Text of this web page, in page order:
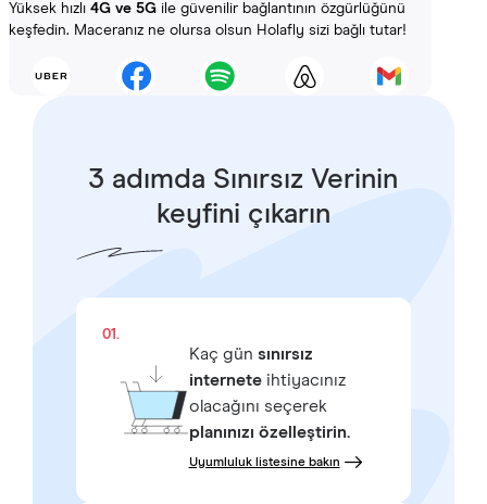
Yüksek hızlı 4G ve 5G ile güvenilir bağlantının özgürlüğünü
keşfedin. Maceranız ne olursa olsun Holafly sizi bağlı tutar!
3 adımda Sınırsız Verinin
keyfini çıkarın
01.
Kaç gün sınırsız
interneteihtiyacınız
olacağını seçerek
planınızı özelleştirin.
Uyumluluk listesine bakın